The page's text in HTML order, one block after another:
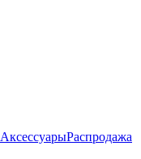
АксессуарыРаспродажа